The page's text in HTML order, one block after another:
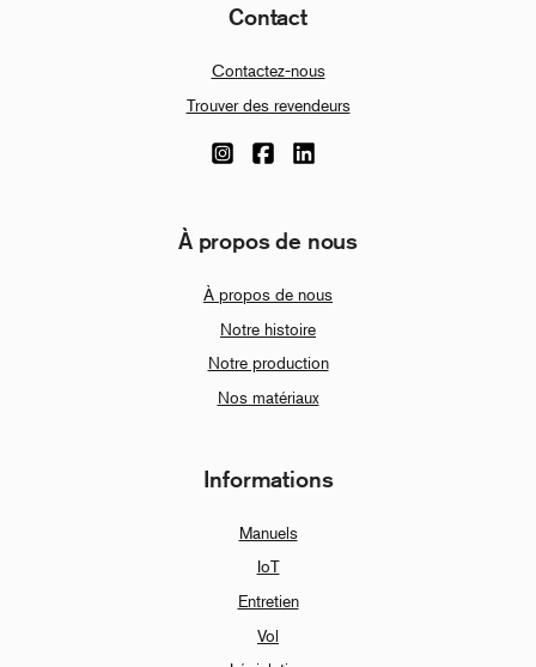
Contact
Contactez-nous
Trouver des revendeurs
À propos de nous
À propos de nous
Notre histoire
Notre production
Nos matériaux
Informations
Manuels
IoT
Entretien
Vol